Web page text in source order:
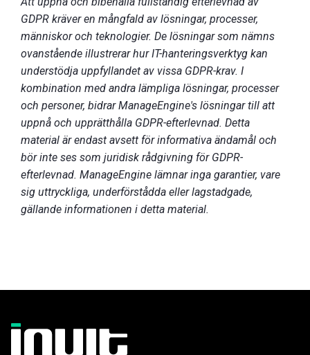
GDPR kräver en mångfald av lösningar, processer,
människor och teknologier. De lösningar som nämns
ovanstående illustrerar hur IT-hanteringsverktyg kan
understödja uppfyllandet av vissa GDPR-krav. I
kombination med andra lämpliga lösningar, processer
och personer, bidrar ManageEngine's lösningar till att
uppnå och upprätthålla GDPR-efterlevnad. Detta
material är endast avsett för informativa ändamål och
bör inte ses som juridisk rådgivning för GDPR-
efterlevnad. ManageEngine lämnar inga garantier, vare
sig uttryckliga, underförstådda eller lagstadgade,
gällande informationen i detta material.